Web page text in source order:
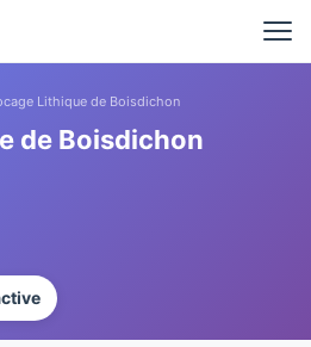
Lithique de Boisdichon
de Boisdichon